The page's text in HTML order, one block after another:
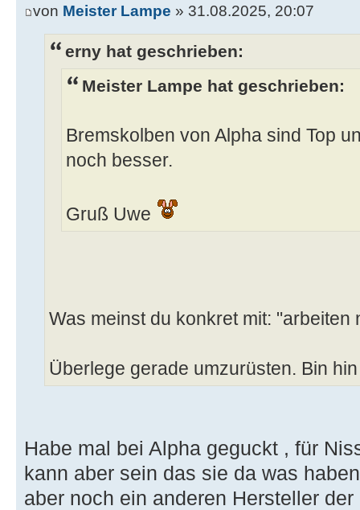
von Meister Lampe » 31.08.2025, 20:07
erny hat geschrieben:
Meister Lampe hat geschrieben:
Bremskolben von Alpha sind Top
noch besser.
Gruß Uwe
Was meinst du konkret mit: "arbeiten
Überlege gerade umzurüsten. Bin
Habe mal bei Alpha geguckt , für
kann aber sein das sie da was
aber noch ein anderen Hersteller